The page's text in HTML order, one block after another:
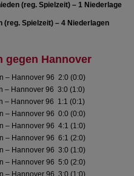
(reg. Spielzeit) – 1 Niederlage
(reg. Spielzeit) – 4 Niederlagen
gegen Hannover
– Hannover 96 2:0 (0:0)
– Hannover 96 3:0 (1:0)
– Hannover 96 1:1 (0:1)
– Hannover 96 0:0 (0:0)
– Hannover 96 4:1 (1:0)
– Hannover 96 6:1 (2:0)
– Hannover 96 3:0 (1:0)
– Hannover 96 5:0 (2:0)
– Hannover 96 3:0 (1:0)